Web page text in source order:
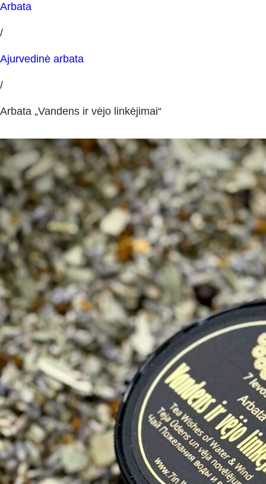
Arbata
/
Ajurvedinė arbata
/
Arbata „Vandens ir vėjo linkėjimai“